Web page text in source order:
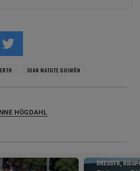
JUAN MATUTE GUIMÓN
HÖGDAHL
DRESSYR,